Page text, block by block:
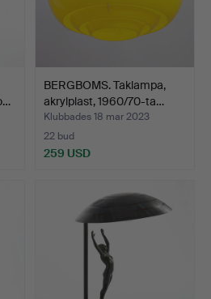
BERGBOMS. Taklampa,
akrylplast, 1960/70-ta…
Klubbades 18 mar 2023
22 bud
259 USD